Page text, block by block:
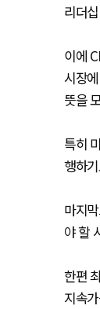
리더
이에
시장
뜻을
특히
행하
마지
야 할
한편
지속